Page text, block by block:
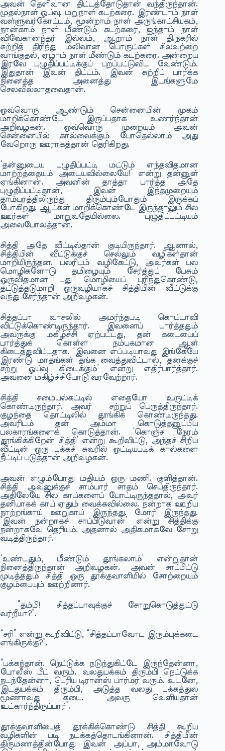
அவன் தெளிவான திட்டத்தோடுதான் வந்திருந்தான்.
முதல்நாள் ஓய்வு. மறுநாள் கடற்கரை. இரண்டாம் நாள்
வள்ளுவர்கோட்டம், மூன்றாம் நாள் அருங்காட்சியகம்,
நான்காம் நாள் மீண்டும் கடற்கரை, ஐந்தாம் நாள்
விவேகானந்தர் இல்லம், ஆறாம் நாள் தி.நகரில்
சுற்றித் திரிந்து மலிவான பொருட்கள் சிலவற்றை
வாங்குதல், ஏழாம் நாள் மீண்டும் கடற்கரை. அன்றைய
இரவே புழுதிப்பட்டிக்குப் புறப்பட்டுவிட வேண்டும்.
இதுதான் இவன் திட்டம். இவன் சுற்றிப் பார்க்க
நினைத்த அனைத்து இடங்களுமே
செலவில்லாதவைதான்.
ஒவ்வொரு ஆண்டும் சென்னையின் முகம்
மாறிக்கொண்டே இருப்பதாக உணர்ந்தான்
அறிவழகன். ஒவ்வொரு முறையும் அவன்
சென்னையில் கால்வைக்கும் போதெல்லாம் அது
வேறொரு ஊராகத்தான் தெரிகிறது.
‘தன்னுடைய புழுதிப்பட்டி மட்டும் எந்தவிதமான
மாற்றத்தையும் அடையவில்லையே!’ என்று தன்னுள்
ஏங்கினான். அவனின் தாத்தா பார்த்த அதே
புழுதிப்பட்டிதான், இவன் இந்தமுறையும்
தாம்பரத்திலிருந்து திரும்பும்போதும் இருக்கப்
போகிறது. ஆட்கள் மாறிக்கொண்டே இருந்தாலும் சில
ஊர்கள் மாறுவதேயில்லை. புழுதிப்பட்டியும்
அவைபோலத்தான்.
சித்தி அதே வீட்டில்தான் குடியிருந்தார். ஆனால்,
சித்தியின் வீட்டுக்குச் செல்லும் வழிகள்தான்
மாறியிருந்தன. பலரிடம் வழிகேட்டு, அவர்கள் பல
மொழிகளோடு தமிழையும் சேர்த்துப் பேசும்
ஒருவிதமான புது மொழியைப் புரிந்துகொண்டு,
தட்டுத்தடுமாறி ஒருவழியாகச் சித்தியின் வீட்டுக்கு
வந்து சேர்ந்தான் அறிவழகன்.
சித்தப்பா வாசலில் அமர்ந்தபடி கொட்டாவி
விட்டுக்கொண்டிருந்தார். இவனைப் பார்த்ததும்
அவருக்கு மகிழ்ச்சி ஏற்பட்டது, தன் கடையைப்
பார்த்துக் கொள்ள நம்பகமான ஆள்
கிடைத்துவிட்டதாக. ‘இவனை எப்படியாவது இங்கேயே
இரண்டு மாதங்கள் தங்க வைத்துவிட்டால், தனக்குச்
சற்று ஓய்வு கிடைக்கும்’ என்று எதிர்பார்த்தார்.
அவனை மகிழ்ச்சியோடு வரவேற்றார்.
சித்தி சமையல்கட்டில் எதையோ உருட்டிக்
கொண்டிருந்தார். அவர் சற்றுப் பெருத்திருந்தார்.
குழந்தை தொட்டிலில் தூங்கிக் கொண்டிருந்தது.
அவரிடம் தன் அம்மா கொடுத்தனுப்பிய
பலகாரங்களைக் கொடுத்தான். ‘கொஞ்ச நேரம்
தூங்கிக்கிறேன் சித்தி’ என்று கூறிவிட்டு, அந்தச் சிறிய
வீட்டின் ஒரு பக்கச் சுவரில் ஒட்டியபடிக் கால்களை
நீட்டிப் படுத்தான் அறிவழகன்.
அவன் எழும்போது மதியம் ஒரு மணி. குளித்தான்.
சித்தி அவனுக்குச் சாம்பார் சாதம் செய்திருந்தார்.
அதிலேயே சில காய்களைப் போட்டிருந்ததால், அவர்
தனியாகக் காய் ஏதும் வைக்கவில்லை. நன்றாக ஊறிய
நாற்றங்காய் ஊறுகாய் இருந்தது. மோர் இருந்தது.
‘இவன் நன்றாகச் சாப்பிடுவான்’ என்று சித்திக்கு
நன்றாகவே தெரியும். அதனால் அதிகமாகவே சோறு
வடித்திருந்தார்.
‘உண்டதும், மீண்டும் தூங்கலாம்’ என்றுதான்
நினைத்திருந்தான் அறிவழகன். அவன் சாப்பிட்டு
முடித்ததும் சித்தி ஒரு தூக்குவாளியில் சோற்றையும்
குழம்பையும் ஊற்றினார்.
“தம்பி! சித்தப்பாவுக்குச் சோறுகொடுத்துட்டு
வர்றீயா?”.
“சரி” என்று கூறிவிட்டு, “சித்தப்பாவோட இரும்புக்கடை
எங்கிருக்கு?”.
“பக்கந்தான். நெட்டுக்க நடுந்துகிட்டே இருந்தேன்னா,
போலீஸ் பீட் வரும். வலதுபக்கம் திரும்பி நெட்டுக்க
நடந்தேன்னா, பெரிய டிரான்ஸ் பார்மர் வரும். உடனே,
இடதுபக்கம் திரும்பி, அடுத்த வலது பக்கத்துல
மூணாவது கடை. அவரு வெளியதான்
உட்கார்ந்திருப்பார்”.
தூக்குவாளியைத் தூக்கிக்கொண்டு சித்தி கூறிய
வழிகளின் படி நடக்கத்தொடங்கினான். சித்தியின்
திருமணத்தின்போது இவன் அப்பா, அம்மாவோடு